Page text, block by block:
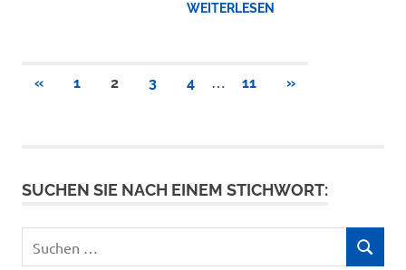
WEITERLESEN
Seitennummerierung
«VORHERIGE
1 2 3 4 … 11
NÄCHSTE
»
SUCHEN SIE NACH EINEM STICHWORT:
nach:
SUCHEN